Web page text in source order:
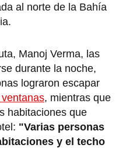
al norte de la Bahía
Manoj Verma, las
durante la noche,
lograron escapar
ventanas, mientras que
habitaciones que
"Varias personas
y el techo